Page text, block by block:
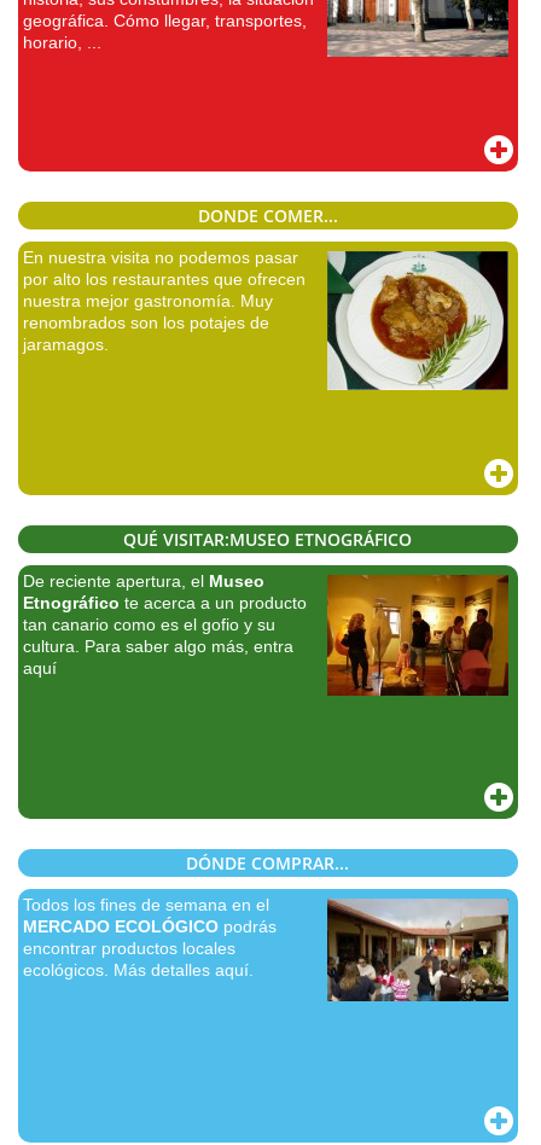
geográfica. Cómo llegar, transportes,
horario, ...
DONDE COMER...
En nuestra visita no podemos pasar
por alto los restaurantes que ofrecen
nuestra mejor gastronomía. Muy
renombrados son los potajes de
jaramagos.
QUÉ VISITAR:MUSEO ETNOGRÁFICO
De reciente apertura, el Museo
Etnográfico te acerca a un producto
tan canario como es el gofio y su
cultura. Para saber algo más, entra
aquí
DÓNDE COMPRAR...
Todos los fines de semana en el
MERCADO ECOLÓGICO podrás
encontrar productos locales
ecológicos. Más detalles aquí.